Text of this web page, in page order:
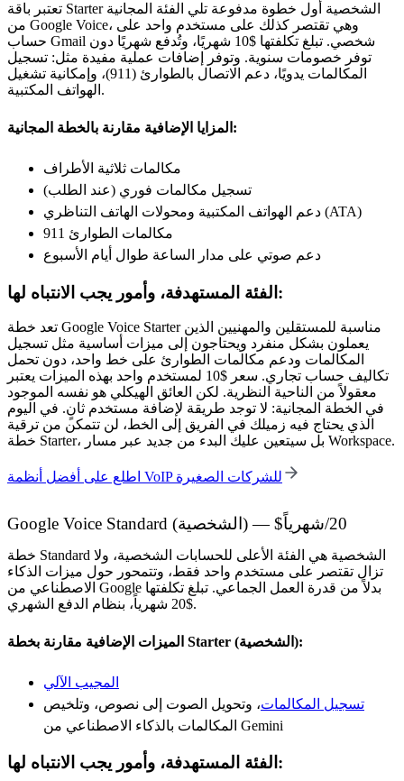
تعتبر باقة Starter الشخصية أول خطوة مدفوعة تلي الفئة المجانية
من Google Voice، وهي تقتصر كذلك على مستخدم واحد على
حساب Gmail شخصي. تبلغ تكلفتها $10 شهريًا، وتُدفع شهريًا دون
توفر خصومات سنوية. وتوفر إضافات عملية مفيدة مثل: تسجيل
المكالمات يدويًا، دعم الاتصال بالطوارئ (911)، وإمكانية تشغيل
الهواتف المكتبية.
المزايا الإضافية مقارنة بالخطة المجانية:
مكالمات ثلاثية الأطراف
تسجيل مكالمات فوري (عند الطلب)
دعم الهواتف المكتبية ومحولات الهاتف التناظري (ATA)
مكالمات الطوارئ 911
دعم صوتي على مدار الساعة طوال أيام الأسبوع
الفئة المستهدفة، وأمور يجب الانتباه لها:
تعد خطة Google Voice Starter مناسبة للمستقلين والمهنيين الذين
يعملون بشكل منفرد ويحتاجون إلى ميزات أساسية مثل تسجيل
المكالمات ودعم مكالمات الطوارئ على خط واحد، دون تحمل
تكاليف حساب تجاري. سعر $10 لمستخدم واحد بهذه الميزات يعتبر
معقولاً من الناحية النظرية. لكن العائق الهيكلي هو نفسه الموجود
في الخطة المجانية: لا توجد طريقة لإضافة مستخدم ثانٍ. في اليوم
الذي يحتاج فيه زميلك في الفريق إلى الخط، لن تتمكن من ترقية
خطة Starter، بل سيتعين عليك البدء من جديد عبر مسار Workspace.
اطلع على أفضل أنظمة VoIP للشركات الصغيرة
Google Voice Standard (الشخصية) — $20/شهرياً
خطة Standard الشخصية هي الفئة الأعلى للحسابات الشخصية، ولا
تزال تقتصر على مستخدم واحد فقط، وتتمحور حول ميزات الذكاء
الاصطناعي من Google بدلاً من قدرة العمل الجماعي. تبلغ تكلفتها
$20 شهرياً، بنظام الدفع الشهري.
الميزات الإضافية مقارنة بخطة Starter (الشخصية):
المجيب الآلي
تسجيل المكالمات، وتحويل الصوت إلى نصوص، وتلخيص
المكالمات بالذكاء الاصطناعي من Gemini
الفئة المستهدفة، وأمور يجب الانتباه لها: